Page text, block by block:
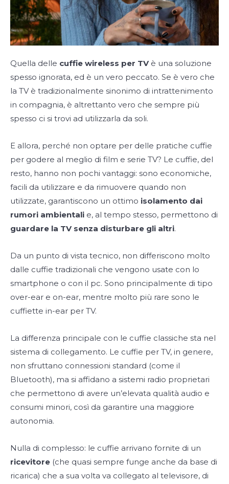
Quella delle cuffie wireless per TV è una soluzione
spesso ignorata, ed è un vero peccato. Se è vero che
la TV è tradizionalmente sinonimo di intrattenimento
in compagnia, è altrettanto vero che sempre più
spesso ci si trovi ad utilizzarla da soli.
E allora, perché non optare per delle pratiche cuffie
per godere al meglio di film e serie TV? Le cuffie, del
resto, hanno non pochi vantaggi: sono economiche,
facili da utilizzare e da rimuovere quando non
utilizzate, garantiscono un ottimo isolamento dai
rumori ambientali e, al tempo stesso, permettono di
guardare la TV senza disturbare gli altri.
Da un punto di vista tecnico, non differiscono molto
dalle cuffie tradizionali che vengono usate con lo
smartphone o con il pc. Sono principalmente di tipo
over-ear e on-ear, mentre molto più rare sono le
cuffiette in-ear per TV.
La differenza principale con le cuffie classiche sta nel
sistema di collegamento. Le cuffie per TV, in genere,
non sfruttano connessioni standard (come il
Bluetooth), ma si affidano a sistemi radio proprietari
che permettono di avere un’elevata qualità audio e
consumi minori, così da garantire una maggiore
autonomia.
Nulla di complesso: le cuffie arrivano fornite di un
ricevitore (che quasi sempre funge anche da base di
ricarica) che a sua volta va collegato al televisore, di